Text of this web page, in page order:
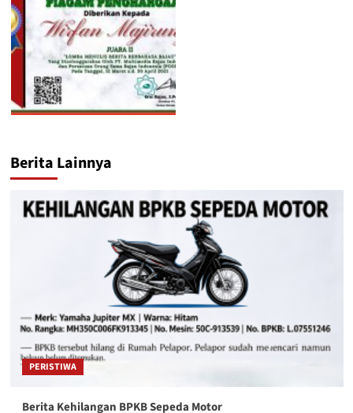
Berita Lainnya
PERISTIWA
Berita Kehilangan BPKB Sepeda Motor